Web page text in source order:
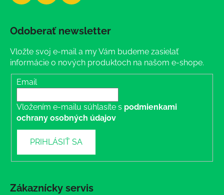
Odoberať newsletter
Vložte svoj e-mail a my Vám budeme zasielať
informácie o nových produktoch na našom e-shope.
Email
Vložením e-mailu súhlasíte s podmienkami
ochrany osobných údajov
PRIHLÁSIŤ SA
Zákaznícky servis